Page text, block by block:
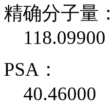
精确分子量：
118.09900
PSA：
40.46000